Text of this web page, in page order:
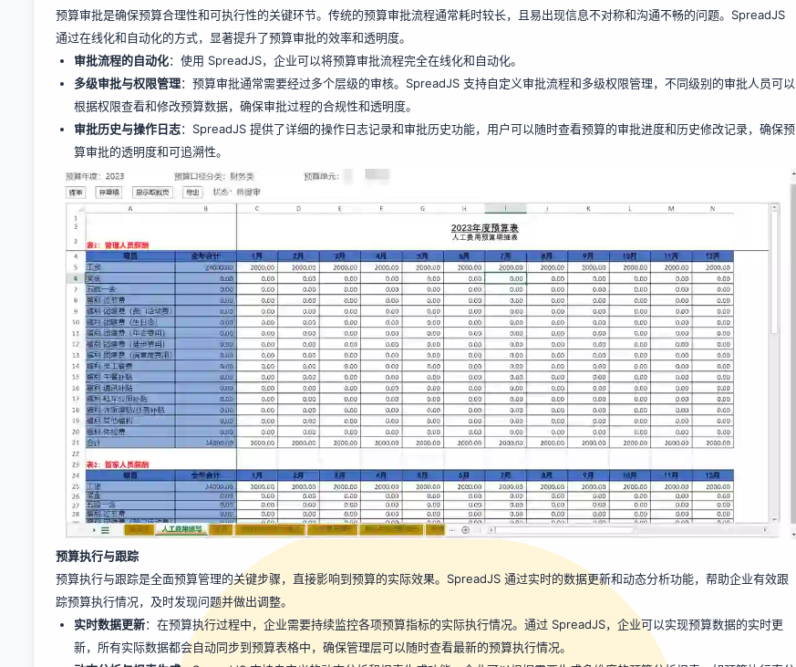
预算审批是确保预算合理性和可执行性的关键环节。传统的预算审批流程通常耗时较长，且易出现信息不对称和沟通不畅的问题。SpreadJS
通过在线化和自动化的方式，显著提升了预算审批的效率和透明度。
审批流程的自动化：使用 SpreadJS，企业可以将预算审批流程完全在线化和自动化。
多级审批与权限管理：预算审批通常需要经过多个层级的审核。SpreadJS 支持自定义审批流程和多级权限管理，不同级别的审批人员可以
根据权限查看和修改预算数据，确保审批过程的合规性和透明度。
审批历史与操作日志：SpreadJS 提供了详细的操作日志记录和审批历史功能，用户可以随时查看预算的审批进度和历史修改记录，确保预
算审批的透明度和可追溯性。
预算执行与跟踪
预算执行与跟踪是全面预算管理的关键步骤，直接影响到预算的实际效果。SpreadJS 通过实时的数据更新和动态分析功能，帮助企业有效跟
踪预算执行情况，及时发现问题并做出调整。
实时数据更新：在预算执行过程中，企业需要持续监控各项预算指标的实际执行情况。通过 SpreadJS，企业可以实现预算数据的实时更
新，所有实际数据都会自动同步到预算表格中，确保管理层可以随时查看最新的预算执行情况。